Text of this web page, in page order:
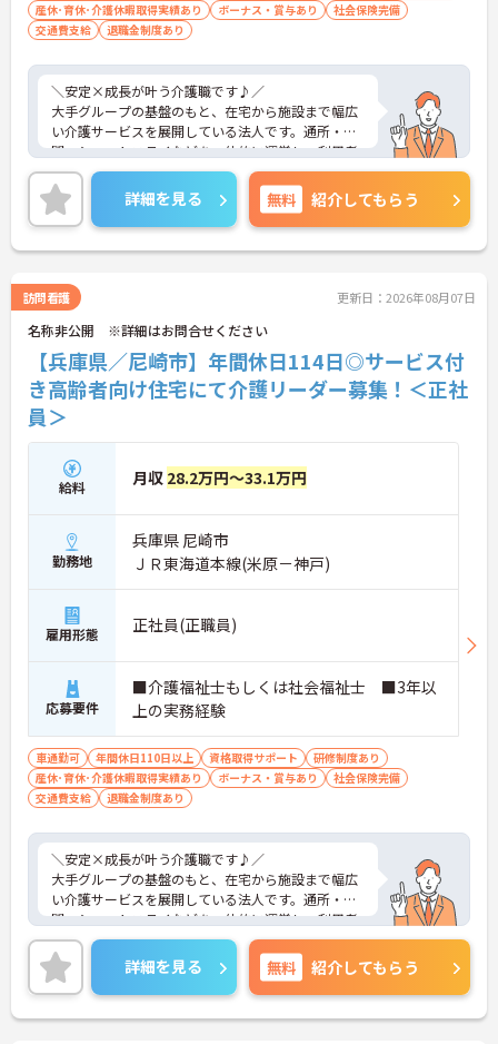
産休･育休･介護休暇取得実績あり
ボーナス・賞与あり
社会保険完備
交通費支給
退職金制度あり
＼安定×成長が叶う介護職です♪／
大手グループの基盤のもと、在宅から施設まで幅広
い介護サービスを展開している法人です。通所・訪
問・ショートステイなどを一体的に運営し、利用者
さまの生活を切れ目なく支える体制が整っていま
す。現場では日常支援と機能訓練を組み合わせたケ
アを実施し、経験に応じた教育制度も充実。働きや
すさにも配慮されており、休暇制度や残業管理、福
利厚生まで整っているため、長期的に安心して働け
■ ムリなく働ける安心環境
メリハリある働き方を大切にしています。
・「年間休日114日」・月8～11日休み
・残業月平均10時間程度と少なめ
・業務量が調整された無理のない体制
■ 成長を支える教育体制が充実
中途入社の方も安心のサポート体制。
・入社時から段階的な研修プログラム
・OJTやプリセプター制度あり
・資格取得支援や試験対策講座あり
→ 着実にスキルアップできる環境です！
長く働き続けやすい制度が整っています。
・育児休業や産後パパ育休の取得実績あり
・短時間勤務・時差勤務も相談可能
・子の看護等休暇・介護休暇など完備
→ 生活の変化にも柔軟に対応できます♪
■ 大手ならではの福利厚生
将来まで見据えたサポートが魅力です。
・賞与年2回＋各種手当で安定収入
・退職金制度＆確定拠出年金あり
・保養所やレジャー施設の優待利用も可能
→ 「安心して長く働きたい」方にぴったり！
詳細を見る 無料 紹介してもらう
訪問看護 更新日：2026年08月07日
名称非公開 ※詳細はお問合せください
【兵庫県／尼崎市】年間休日114日◎サービス付
き高齢者向け住宅にて介護リーダー募集！＜正社
員＞
給料 月収 28.2万円～33.1万円
勤務地
兵庫県 尼崎市
ＪＲ東海道本線(米原－神戸)
雇用形態 正社員(正職員)
応募要件
■介護福祉士もしくは社会福祉士 ■3年以
上の実務経験
車通勤可 年間休日110日以上 資格取得サポート
研修制度あり
産休･育休･介護休暇取得実績あり
ボーナス・賞与あり
社会保険完備
交通費支給
退職金制度あり
＼安定×成長が叶う介護職です♪／
大手グループの基盤のもと、在宅から施設まで幅広
い介護サービスを展開している法人です。通所・訪
問・ショートステイなどを一体的に運営し、利用者
さまの生活を切れ目なく支える体制が整っていま
す。現場では日常支援と機能訓練を組み合わせたケ
アを実施し、経験に応じた教育制度も充実。働きや
すさにも配慮されており、休暇制度や残業管理、福
利厚生まで整っているため、長期的に安心して働け
詳細を見る 無料 紹介してもらう